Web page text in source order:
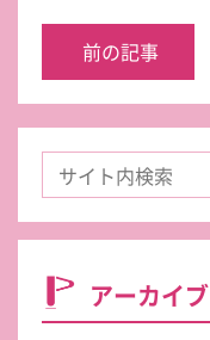
前の記事
アーカイブ